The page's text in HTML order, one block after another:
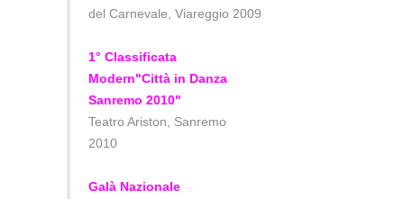
del Carnevale, Viareggio 2009
1° Classificata
Modern"Città in Danza
Sanremo 2010"
Teatro Ariston, Sanremo
2010
Galà Nazionale